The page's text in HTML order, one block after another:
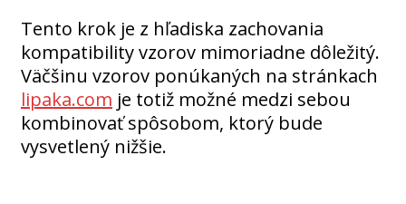
Tento krok je z hľadiska zachovania
kompatibility vzorov mimoriadne dôležitý.
Väčšinu vzorov ponúkaných na stránkach
lipaka.com je totiž možné medzi sebou
kombinovať spôsobom, ktorý bude
vysvetlený nižšie.